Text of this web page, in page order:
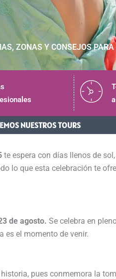
ZONAS Y CONSEJOS PARA
NUESTROS TOURS
te espera con días llenos de
lo que esta celebración te
de agosto. Se celebra en
es el momento de venir.
pues conmemora la